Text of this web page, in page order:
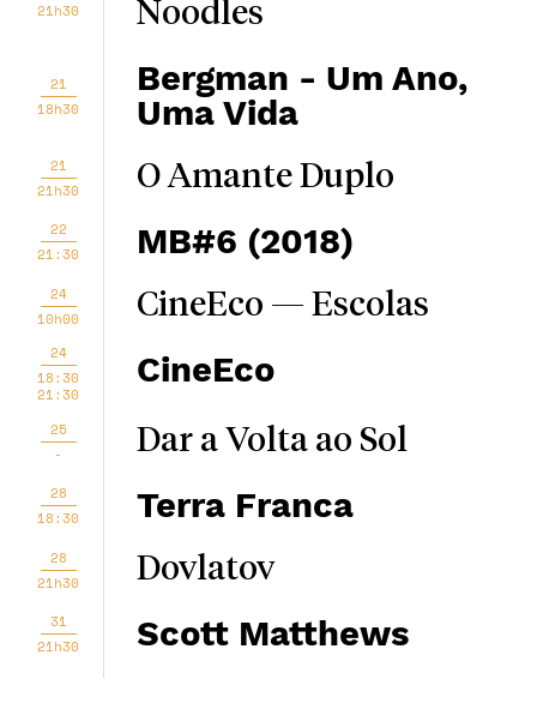
21h30
Noodles
21
18h30
Bergman - Um Ano,
Uma Vida
21
21h30
O Amante Duplo
22
21:30
MB#6 (2018)
24
10h00
CineEco — Escolas
24
18:30
21:30
CineEco
25
-
Dar a Volta ao Sol
28
18:30
Terra Franca
28
21h30
Dovlatov
31
21h30
Scott Matthews